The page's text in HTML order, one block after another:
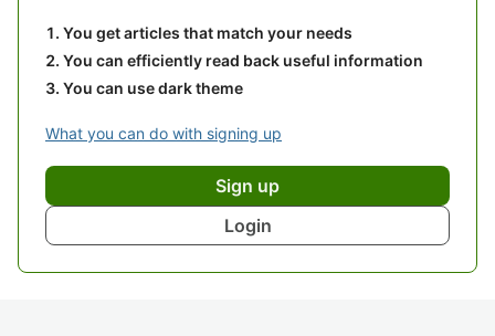
You get articles that match your needs
You can efficiently read back useful information
You can use dark theme
What you can do with signing up
Sign up
Login